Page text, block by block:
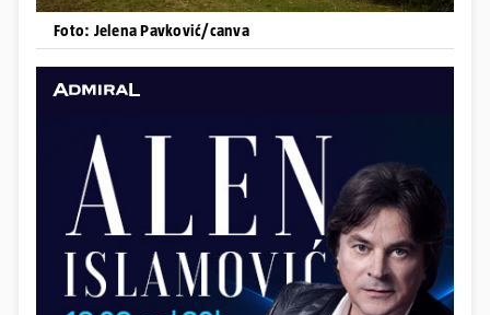
Foto: Jelena Pavković/canva